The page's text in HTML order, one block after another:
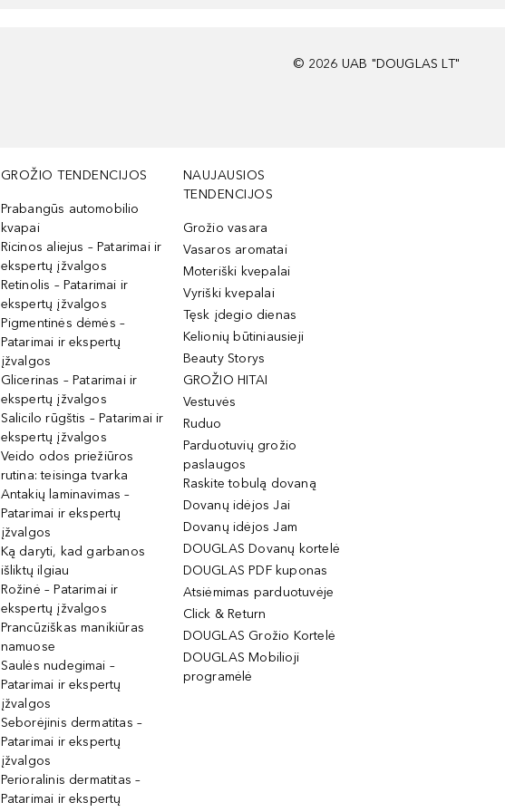
© 2026 UAB "DOUGLAS LT"
GROŽIO TENDENCIJOS
Prabangūs automobilio
kvapai
Ricinos aliejus – Patarimai ir
ekspertų įžvalgos
Retinolis – Patarimai ir
ekspertų įžvalgos
Pigmentinės dėmės –
Patarimai ir ekspertų
įžvalgos
Glicerinas – Patarimai ir
ekspertų įžvalgos
Salicilo rūgštis – Patarimai ir
ekspertų įžvalgos
Veido odos priežiūros
rutina: teisinga tvarka
Antakių laminavimas –
Patarimai ir ekspertų
įžvalgos
Ką daryti, kad garbanos
išliktų ilgiau
Rožinė – Patarimai ir
ekspertų įžvalgos
Prancūziškas manikiūras
namuose
Saulės nudegimai –
Patarimai ir ekspertų
įžvalgos
Seborėjinis dermatitas –
Patarimai ir ekspertų
įžvalgos
Perioralinis dermatitas –
Patarimai ir ekspertų
NAUJAUSIOS
TENDENCIJOS
Grožio vasara
Vasaros aromatai
Moteriški kvepalai
Vyriški kvepalai
Tęsk įdegio dienas
Kelionių būtiniausieji
Beauty Storys
GROŽIO HITAI
Vestuvės
Ruduo
Parduotuvių grožio
paslaugos
Raskite tobulą dovaną
Dovanų idėjos Jai
Dovanų idėjos Jam
DOUGLAS Dovanų kortelė
DOUGLAS PDF kuponas
Atsiėmimas parduotuvėje
Click & Return
DOUGLAS Grožio Kortelė
DOUGLAS Mobilioji
programėlė